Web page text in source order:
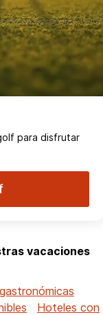
para disfrutar
vacaciones
Hoteles con